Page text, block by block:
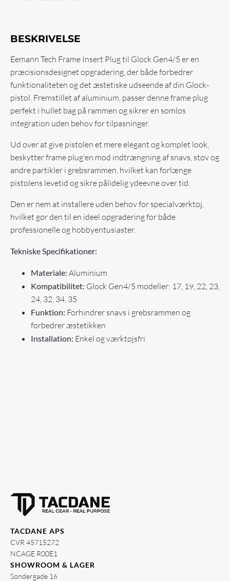
BESKRIVELSE
Eemann Tech Frame Insert Plug til Glock Gen4/5 er en
præcisionsdesignet opgradering, der både forbedrer
funktionaliteten og det æstetiske udseende af din Glock-
pistol. Fremstillet af aluminium, passer denne frame plug
perfekt i hullet bag på rammen og sikrer en sømløs
integration uden behov for tilpasninger.
Ud over at give pistolen et mere elegant og komplet look,
beskytter frame plug'en mod indtrængning af snavs, støv og
andre partikler i grebsrammen, hvilket kan forlænge
pistolens levetid og sikre pålidelig ydeevne over tid.
Den er nem at installere uden behov for specialværktøj,
hvilket gør den til en ideel opgradering for både
professionelle og hobbyentusiaster.
Tekniske Specifikationer:
Materiale: Aluminium
Kompatibilitet: Glock Gen4/5 modeller: 17, 19, 22, 23,
24, 32, 34, 35
Funktion: Forhindrer snavs i grebsrammen og
forbedrer æstetikken
Installation: Enkel og værktøjsfri
TACDANE APS
CVR 45715272
NCAGE R00E1
SHOWROOM & LAGER
Søndergade 16